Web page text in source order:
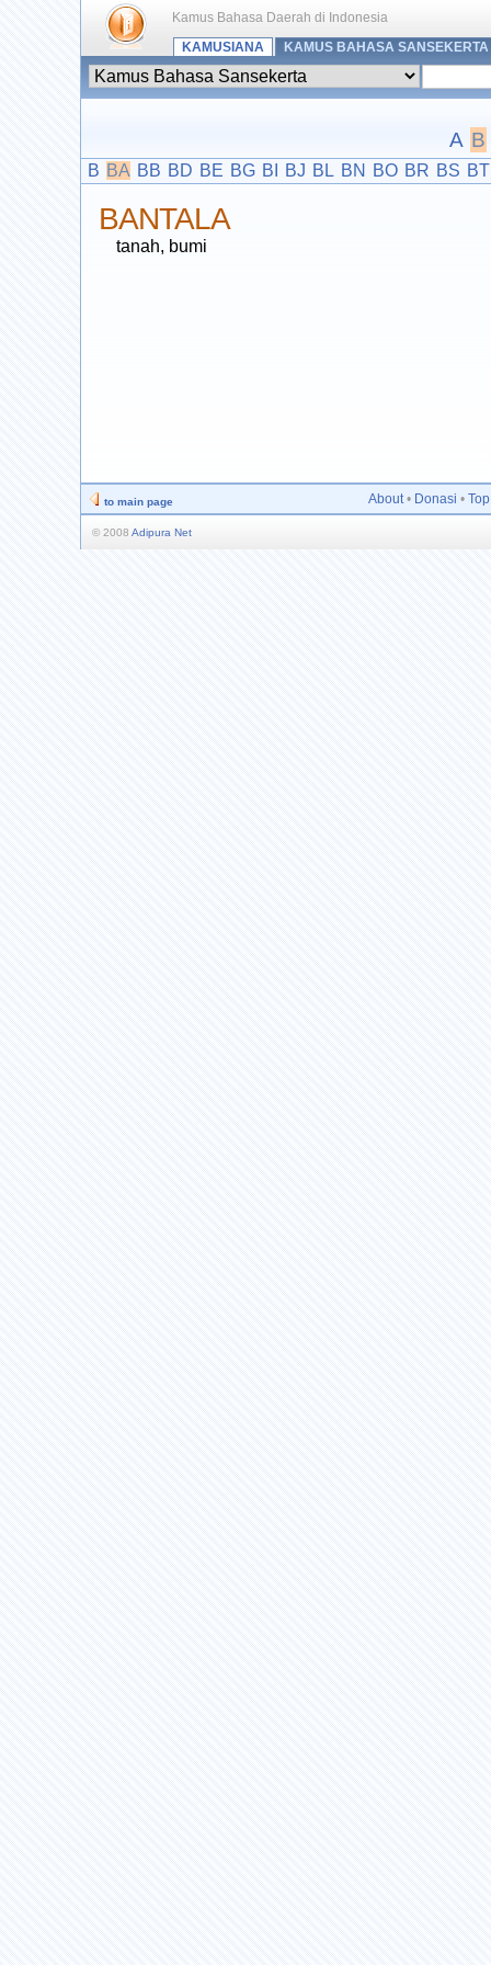
Kamus Bahasa Daerah di Indonesia
KAMUSIANA
KAMUS BAHASA SANSEKERTA
A B
B BA BB BD BE BG BI BJ BL BN BO BR BS BT
BANTALA
tanah, bumi
to main page About • Donasi •
© 2008 Adipura Net